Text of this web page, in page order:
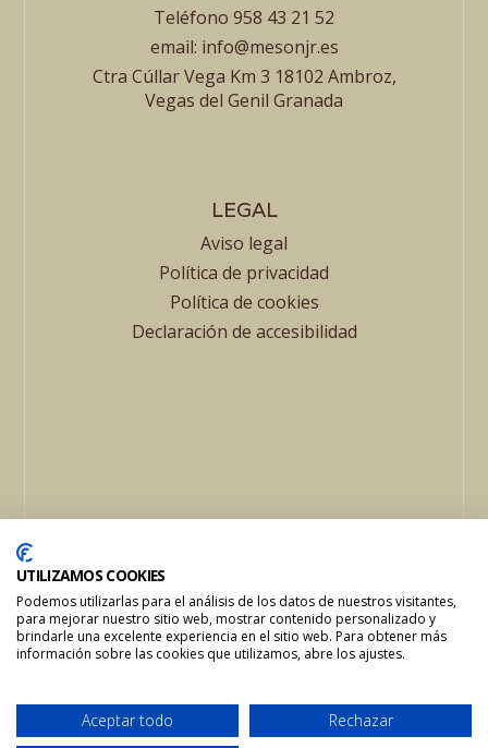
Teléfono 958 43 21 52
email: info@mesonjr.es
Ctra Cúllar Vega Km 3 18102 Ambroz,
Vegas del Genil Granada
LEGAL
Aviso legal
Política de privacidad
Política de cookies
Declaración de accesibilidad
UTILIZAMOS COOKIES
Podemos utilizarlas para el análisis de los datos de nuestros visitantes,
para mejorar nuestro sitio web, mostrar contenido personalizado y
brindarle una excelente experiencia en el sitio web. Para obtener más
información sobre las cookies que utilizamos, abre los ajustes.
Aceptar todo Rechazar